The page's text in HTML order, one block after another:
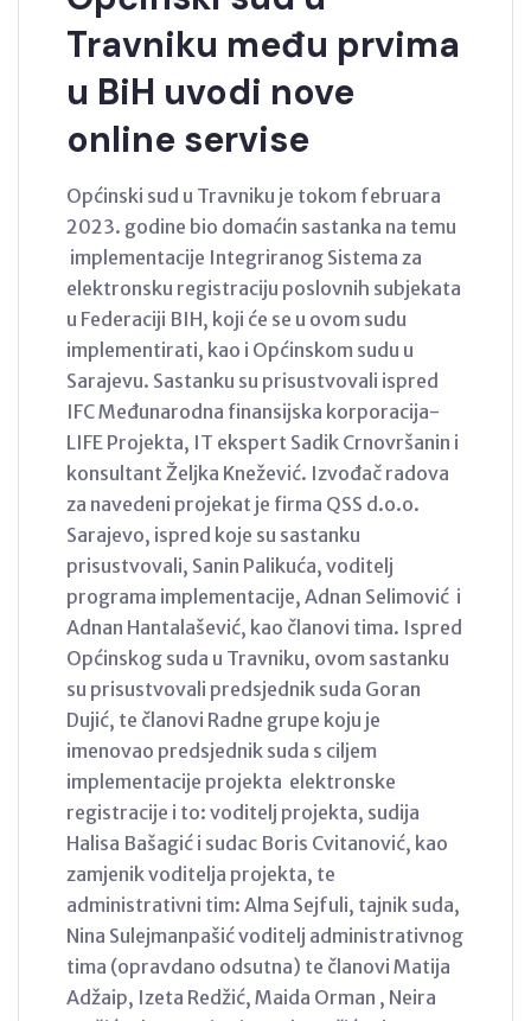
Travniku među prvima
u BiH uvodi nove
online servise
Općinski sud u Travniku je tokom februara
2023. godine bio domaćin sastanka na temu
implementacije Integriranog Sistema za
elektronsku registraciju poslovnih subjekata
u Federaciji BIH, koji će se u ovom sudu
implementirati, kao i Općinskom sudu u
Sarajevu. Sastanku su prisustvovali ispred
IFC Međunarodna finansijska korporacija-
LIFE Projekta, IT ekspert Sadik Crnovršanin i
konsultant Željka Knežević. Izvođač radova
za navedeni projekat je firma QSS d.o.o.
Sarajevo, ispred koje su sastanku
prisustvovali, Sanin Palikuća, voditelj
programa implementacije, Adnan Selimović i
Adnan Hantalašević, kao članovi tima. Ispred
Općinskog suda u Travniku, ovom sastanku
su prisustvovali predsjednik suda Goran
Dujić, te članovi Radne grupe koju je
imenovao predsjednik suda s ciljem
implementacije projekta elektronske
registracije i to: voditelj projekta, sudija
Halisa Bašagić i sudac Boris Cvitanović, kao
zamjenik voditelja projekta, te
administrativni tim: Alma Sejfuli, tajnik suda,
Nina Sulejmanpašić voditelj administrativnog
tima (opravdano odsutna) te članovi Matija
Adžaip, Izeta Redžić, Maida Orman , Neira